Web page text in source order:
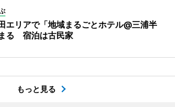
エリアで「地域まるごとホテル@三浦半
る 宿泊は古民家
もっと見る